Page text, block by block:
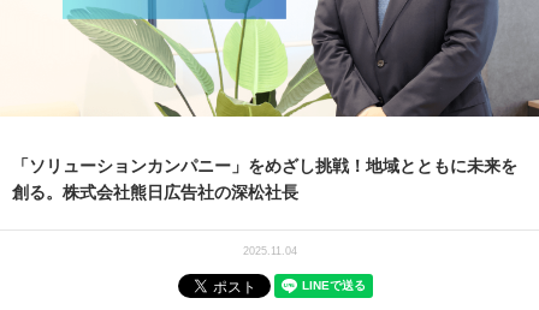
「ソリューションカンパニー」をめざし挑戦！地域とともに未来を
創る。株式会社熊日広告社の深松社長
2025.11.04